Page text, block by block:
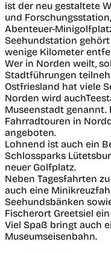
ist der neu gestaltete
und
Abenteuer-
Seehundstation
wenige Kilometer
Wer in Norden weilt,
Stadtführungen
Ostfriesland hat viele
Norden wird
Museenstadt genannt.
Fahrradtouren in
angeboten.
Lohnend ist auch ein
Schlossparks
neuer Golfplatz.
Neben Tagesfahrten
auch eine
Seehundsbänken
Fischerort Greetsiel
Viel Spaß bringt auch
Museumseisenbahn.